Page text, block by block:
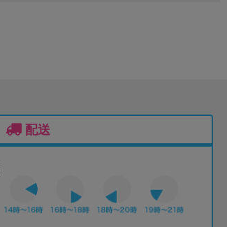
配送